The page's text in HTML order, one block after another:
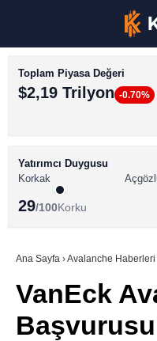
BİTCOİN HABERLERİ
ALTCOİN HABERLERİ
SÖZLÜK
Toplam Piyasa Değeri
$2,19 Trilyon -0.70%
Yatırımcı Duygusu
Korkak
29/100Korku
Ana Sayfa ›Avalanche Haberleri
VanEck
Başvurusu